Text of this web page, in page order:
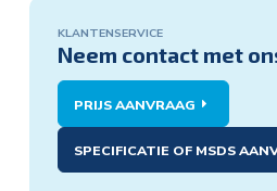
Klantenservice:
Neem contact met
KLANTENSERVICE
PRIJS AANVRAAG
SPECIFICATIE OF MSDS
In het kader van REACH,
regelgeving voor de
autorisatie van chemische